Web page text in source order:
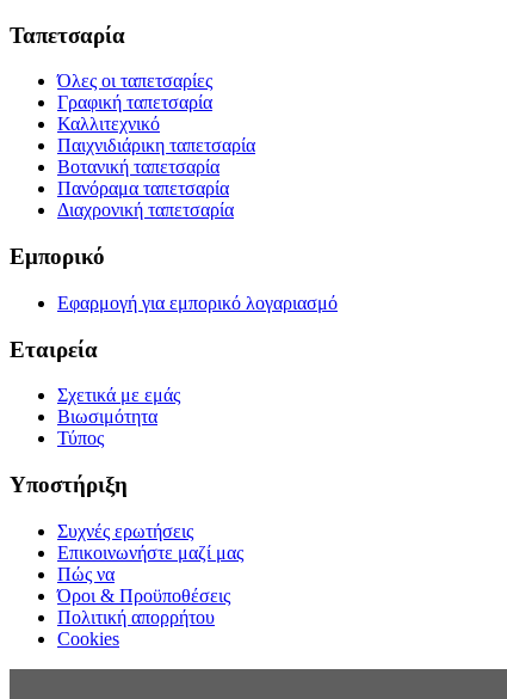
Ταπετσαρία
Όλες οι ταπετσαρίες
Γραφική ταπετσαρία
Καλλιτεχνικό
Παιχνιδιάρικη ταπετσαρία
Βοτανική ταπετσαρία
Πανόραμα ταπετσαρία
Διαχρονική ταπετσαρία
Εμπορικό
Εφαρμογή για εμπορικό λογαριασμό
Εταιρεία
Σχετικά με εμάς
Βιωσιμότητα
Τύπος
Υποστήριξη
Συχνές ερωτήσεις
Επικοινωνήστε μαζί μας
Πώς να
Όροι & Προϋποθέσεις
Πολιτική απορρήτου
Cookies